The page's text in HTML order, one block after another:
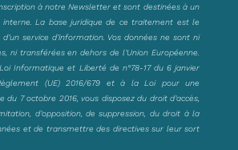
à notre Newsletter et sont destinées à un
interne. La base juridique de ce traitement est le
service d’information. Vos données ne sont ni
ni transférées en dehors de l’Union Européenne.
Informatique et Liberté de n°78-17 du 6 janvier
(UE) 2016/679 et à la Loi pour une
du 7 octobre 2016, vous disposez du droit d’accès,
d’opposition, de suppression, du droit à la
et de transmettre des directives sur leur sort